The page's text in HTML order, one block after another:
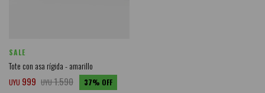
SALE
Tote con asa rígida - amarillo
UYU 999 UYU1.590 37